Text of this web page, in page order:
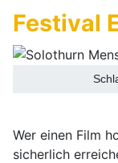
Festival
Wer einen Film
sicherlich